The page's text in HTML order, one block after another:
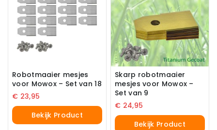
Robotmaaier mesjes
voor Mowox – Set van 18
€ 23,95
Bekijk Product
Skarp robotmaaier
mesjes voor Mowox –
Set van 9
€ 24,95
Bekijk Product